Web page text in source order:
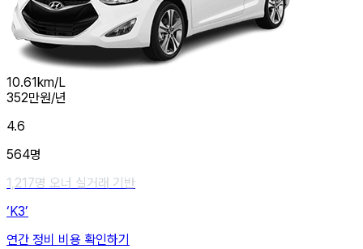
10.61km/L
352만원/년
4.6
564명
1,217명 오너 실거래 기반
‘K3’
연간 정비 비용 확인하기